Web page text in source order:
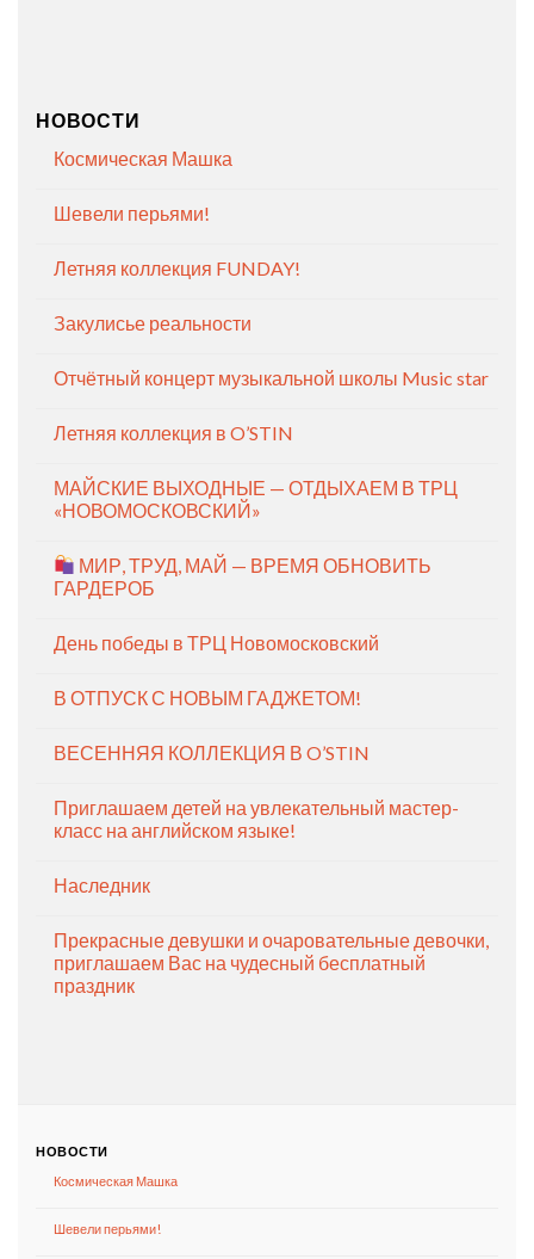
НОВОСТИ
Космическая Машка
Шевели перьями!
Летняя коллекция FUNDAY!
Закулисье реальности
Отчётный концерт музыкальной школы Music star
Летняя коллекция в O’STIN
МАЙСКИЕ ВЫХОДНЫЕ — ОТДЫХАЕМ В ТРЦ
«НОВОМОСКОВСКИЙ»
МИР, ТРУД, МАЙ — ВРЕМЯ ОБНОВИТЬ
ГАРДЕРОБ
День победы в ТРЦ Новомосковский
В ОТПУСК С НОВЫМ ГАДЖЕТОМ!
ВЕСЕННЯЯ КОЛЛЕКЦИЯ В O’STIN
Приглашаем детей на увлекательный мастер-
класс на английском языке!
Наследник
Прекрасные девушки и очаровательные девочки,
приглашаем Вас на чудесный бесплатный
праздник
НОВОСТИ
Космическая Машка
Шевели перьями!